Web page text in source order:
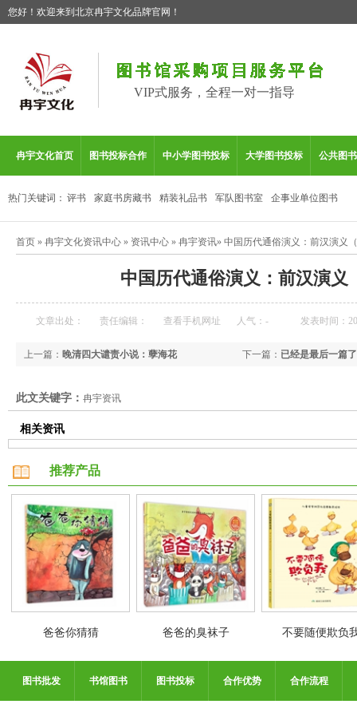
您好！欢迎来到北京冉宇文化品牌官网！
VIP式服务，全程一对一指导
冉宇文化首页 图书投标合作 中小学图书投标 大学图书投标 公共图
热门关键词： 评书 家庭书房藏书 精装礼品书 军队图书室 企事业单位图书
首页 » 冉宇文化资讯中心 » 资讯中心 » 冉宇资讯» 中国历代通俗演义：前汉演义
中国历代通俗演义：前汉演义
文章出处： 责任编辑： 查看手机网址 人气： - 发表时间：
下一篇： 已经是最后一篇了
上一篇： 晚清四大谴责小说：孽海花
此文关键字： 冉宇资讯
相关资讯
推荐产品
爸爸你猜猜 爸爸的臭袜子 不要随便欺负
图书批发 书馆图书 图书投标 合作优势 合作流程